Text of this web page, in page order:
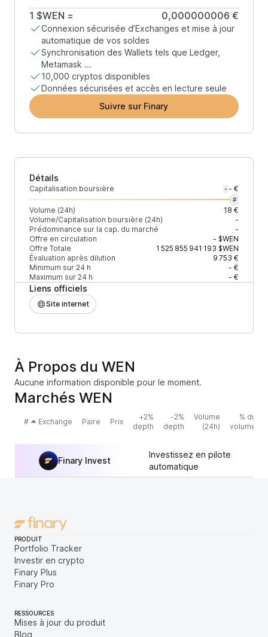
1 $WEN = 0,000000006 €
Connexion sécurisée d’Exchanges et mise à jour
automatique de vos soldes
Synchronisation des Wallets tels que Ledger,
Metamask ...
10,000 cryptos disponibles
Données sécurisées et accès en lecture seule
Suivre sur Finary
Détails
Capitalisation boursière - - €
#
Volume (24h)
18 €
Volume/Capitalisation boursière (24h)
-
Prédominance sur la cap. du marché
-
Offre en circulation
- $WEN
Offre Totale
1 525 855 941 193 $WEN
Évaluation après dilution
9 753 €
Minimum sur 24 h
- €
Maximum sur 24 h
- €
Liens officiels
Site internet
À Propos du WEN
Aucune information disponible pour le moment.
Marchés WEN
# Exchange Paire Prix
+2%
depth
-2%
depth
Volume
(24h)
% du
volume
Finary Invest
Investissez en pilote
automatique
PRODUIT
Portfolio Tracker
Investir en crypto
Finary Plus
Finary Pro
RESSOURCES
Mises à jour du produit
Blog